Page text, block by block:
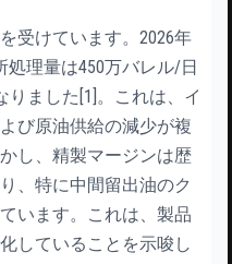
受けています。2026年
理量は450万バレル/日
りました[1]。これは、イ
び原油供給の減少が複
し、精製マージンは歴
、特に中間留出油のク
います。これは、製品
していることを示唆し